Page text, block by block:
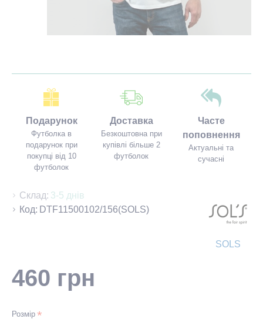
Подарунок
Футболка в
подарунок при
покупці від 10
футболок
Доставка
Безкоштовна при
купівлі більше 2
футболок
Часте
поповнення
Актуальні та
сучасні
Склад: 3-5 днів
Код: DTF11500102/156(SOLS)
SOLS
460 грн
Розмір